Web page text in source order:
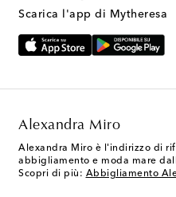
Scarica l'app di Mytheresa
Alexandra Miro
Alexandra Miro è l'indirizzo di
abbigliamento e moda mare
Scopri di più: Abbigliamento